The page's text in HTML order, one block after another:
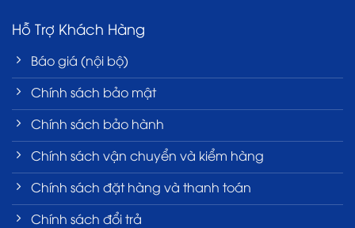
Hỗ Trợ Khách Hàng
Báo giá (nội bộ)
Chính sách bảo mật
Chính sách bảo hành
Chính sách vận chuyển và kiểm hàng
Chính sách đặt hàng và thanh toán
Chính sách đổi trả